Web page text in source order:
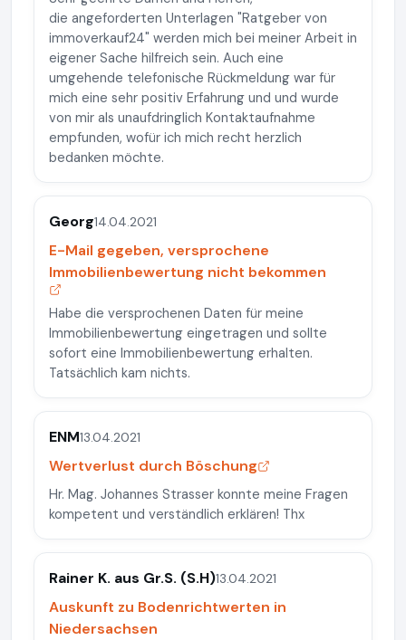
die angeforderten Unterlagen "Ratgeber von
immoverkauf24" werden mich bei meiner Arbeit in
eigener Sache hilfreich sein. Auch eine
umgehende telefonische Rückmeldung war für
mich eine sehr positiv Erfahrung und und wurde
von mir als unaufdringlich Kontaktaufnahme
empfunden, wofür ich mich recht herzlich
bedanken möchte.
Georg14.04.2021
E-Mail gegeben, versprochene
Immobilienbewertung nicht bekommen
Habe die versprochenen Daten für meine
Immobilienbewertung eingetragen und sollte
sofort eine Immobilienbewertung erhalten.
Tatsächlich kam nichts.
ENM13.04.2021
Wertverlust durch Böschung
Hr. Mag. Johannes Strasser konnte meine Fragen
kompetent und verständlich erklären! Thx
Rainer K. aus Gr.S. (S.H)13.04.2021
Auskunft zu Bodenrichtwerten in
Niedersachsen